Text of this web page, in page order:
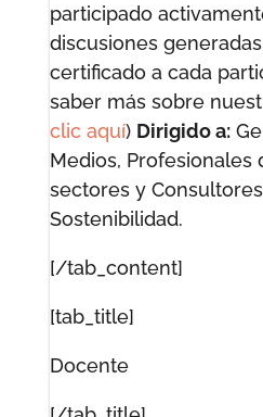
participado
discusiones
certificado a cada
saber más sobre
clic aquí) Dirigido a:
Medios, Profesionales
sectores y
Sostenibilidad.
[/tab_content]
[tab_title]
Docente